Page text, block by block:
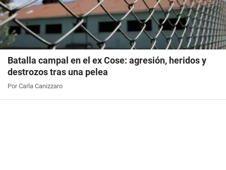
Batalla campal en el ex Cose: agresión, heridos y
destrozos tras una pelea
Por Carla Canizzaro